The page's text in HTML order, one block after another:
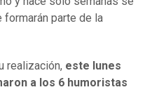
parte de la
realización, este lunes
a los 6 humoristas